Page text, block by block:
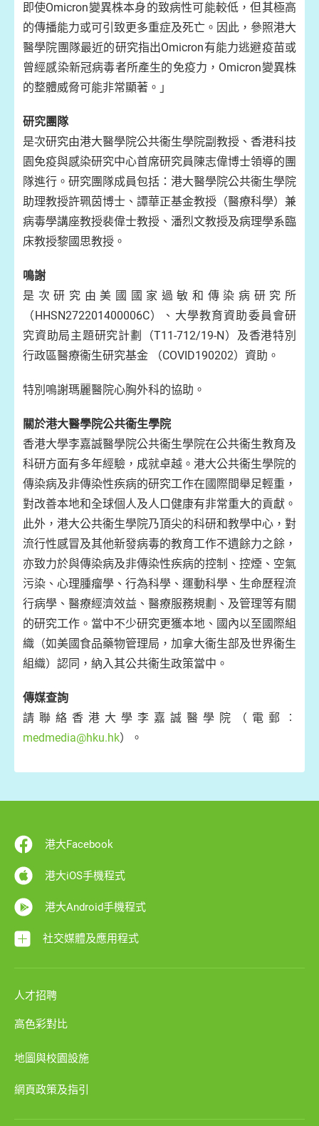
即使Omicron變異株本身的致病性可能較低，但其極高
的傳播能力或可引致更多重症及死亡。因此，參照港大
醫學院團隊最近的研究指出Omicron有能力逃避疫苗或
曾經感染新冠病毒者所產生的免疫力，Omicron變異株
的整體威脅可能非常顯著。」
研究團隊
是次研究由港大醫學院公共衞生學院副教授、香港科技
園免疫與感染研究中心首席研究員陳志偉博士領導的團
隊進行。研究團隊成員包括：港大醫學院公共衞生學院
助理教授許珮茵博士、譚華正基金教授（醫療科學）兼
病毒學講座教授裴偉士教授、潘烈文教授及病理學系臨
床教授黎國思教授。
鳴謝
是次研究由美國國家過敏和傳染病研究所
（HHSN272201400006C）、大學教育資助委員會研
究資助局主題研究計劃（T11-712/19-N）及香港特別
行政區醫療衞生研究基金 （COVID190202）資助。
特別鳴謝瑪麗醫院心胸外科的協助。
關於港大醫學院公共衞生學院
香港大學李嘉誠醫學院公共衞生學院在公共衞生教育及
科研方面有多年經驗，成就卓越。港大公共衞生學院的
傳染病及非傳染性疾病的研究工作在國際間舉足輕重，
對改善本地和全球個人及人口健康有非常重大的貢獻。
此外，港大公共衞生學院乃頂尖的科研和教學中心，對
流行性感冒及其他新發病毒的教育工作不遺餘力之餘，
亦致力於與傳染病及非傳染性疾病的控制、控煙、空氣
污染、心理腫瘤學、行為科學、運動科學、生命歷程流
行病學、醫療經濟效益、醫療服務規劃、及管理等有關
的研究工作。當中不少研究更獲本地、國內以至國際組
織（如美國食品藥物管理局，加拿大衞生部及世界衞生
組織）認同，納入其公共衞生政策當中。
傳媒查詢
請聯絡香港大學李嘉誠醫學院（電郵︰
medmedia@hku.hk）。
港大Facebook
港大iOS手機程式
港大Android手機程式
社交媒體及應用程式
人才招聘
高色彩對比
地圖與校園設施
網頁政策及指引